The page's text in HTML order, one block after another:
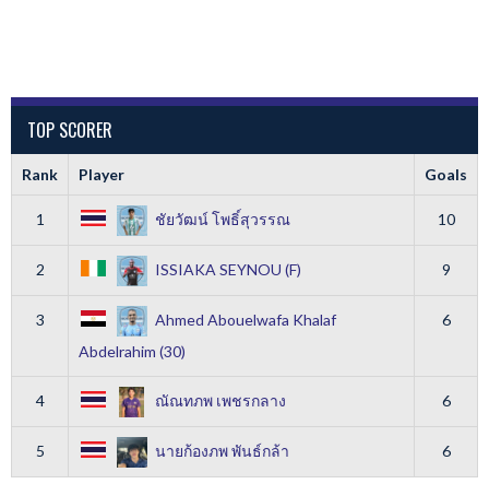
TOP SCORER
Rank Player Goals
1 ชัยวัฒน์ โพธิ์สุวรรณ 10
2 ISSIAKA SEYNOU (F) 9
3
Ahmed Abouelwafa Khalaf
Abdelrahim (30)
6
4 ณัณทภพ เพชรกลาง 6
5 นายก้องภพ พันธ์กล้า 6